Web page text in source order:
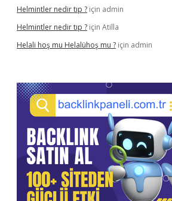
Helmintler nedir tıp ? için admin
Helmintler nedir tıp ? için Atilla
Helali hoş mu Helalühoş mu ? için admin